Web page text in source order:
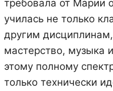
требовала от Марии
училась не только
другим
мастерство, музыка
этому полному
только технически